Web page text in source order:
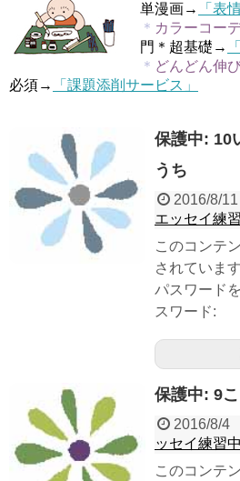
単漫画→
「表
＊ カラーコー
門＊超基礎→
＊ どんどん伸
必須→
「課題添削サービス」
保護中: 10
うち
2016/8/11
エッセイ練
このコンテ
されていま
パスワード
スワード:
保護中: 9
2016/8/4
ッセイ練習中
このコンテ